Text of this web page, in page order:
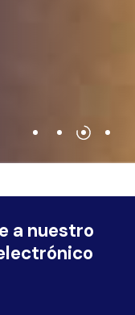
a nuestro